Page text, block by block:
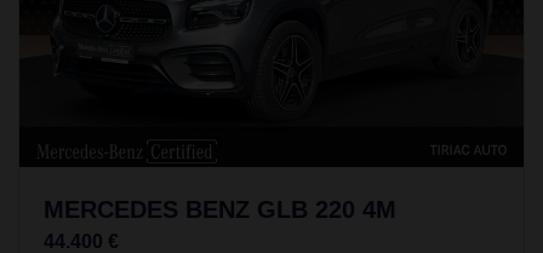
MERCEDES BENZ GLB 220 4M
44.400 €